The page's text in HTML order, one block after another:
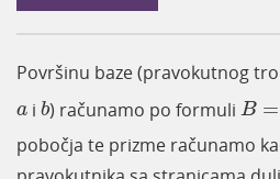
Površinu baze (pravokutnog
a
a i b
b) računamo po formuli B =
B=1
pobočja te prizme računamo